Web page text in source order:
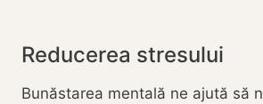
Reducerea stresului
Bunăstarea mentală ne ajută să